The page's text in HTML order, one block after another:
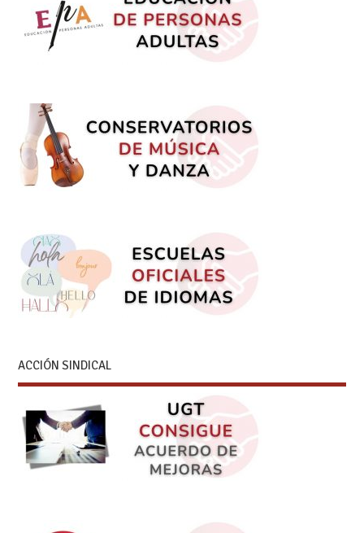
ACCIÓN SINDICAL